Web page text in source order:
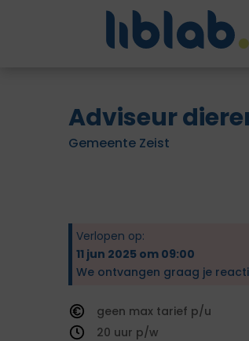
Adviseur
Gemeente Zeist
Verlopen op:
11 jun 2025 om 09:00
We ontvangen graag je
geen
tarief
20